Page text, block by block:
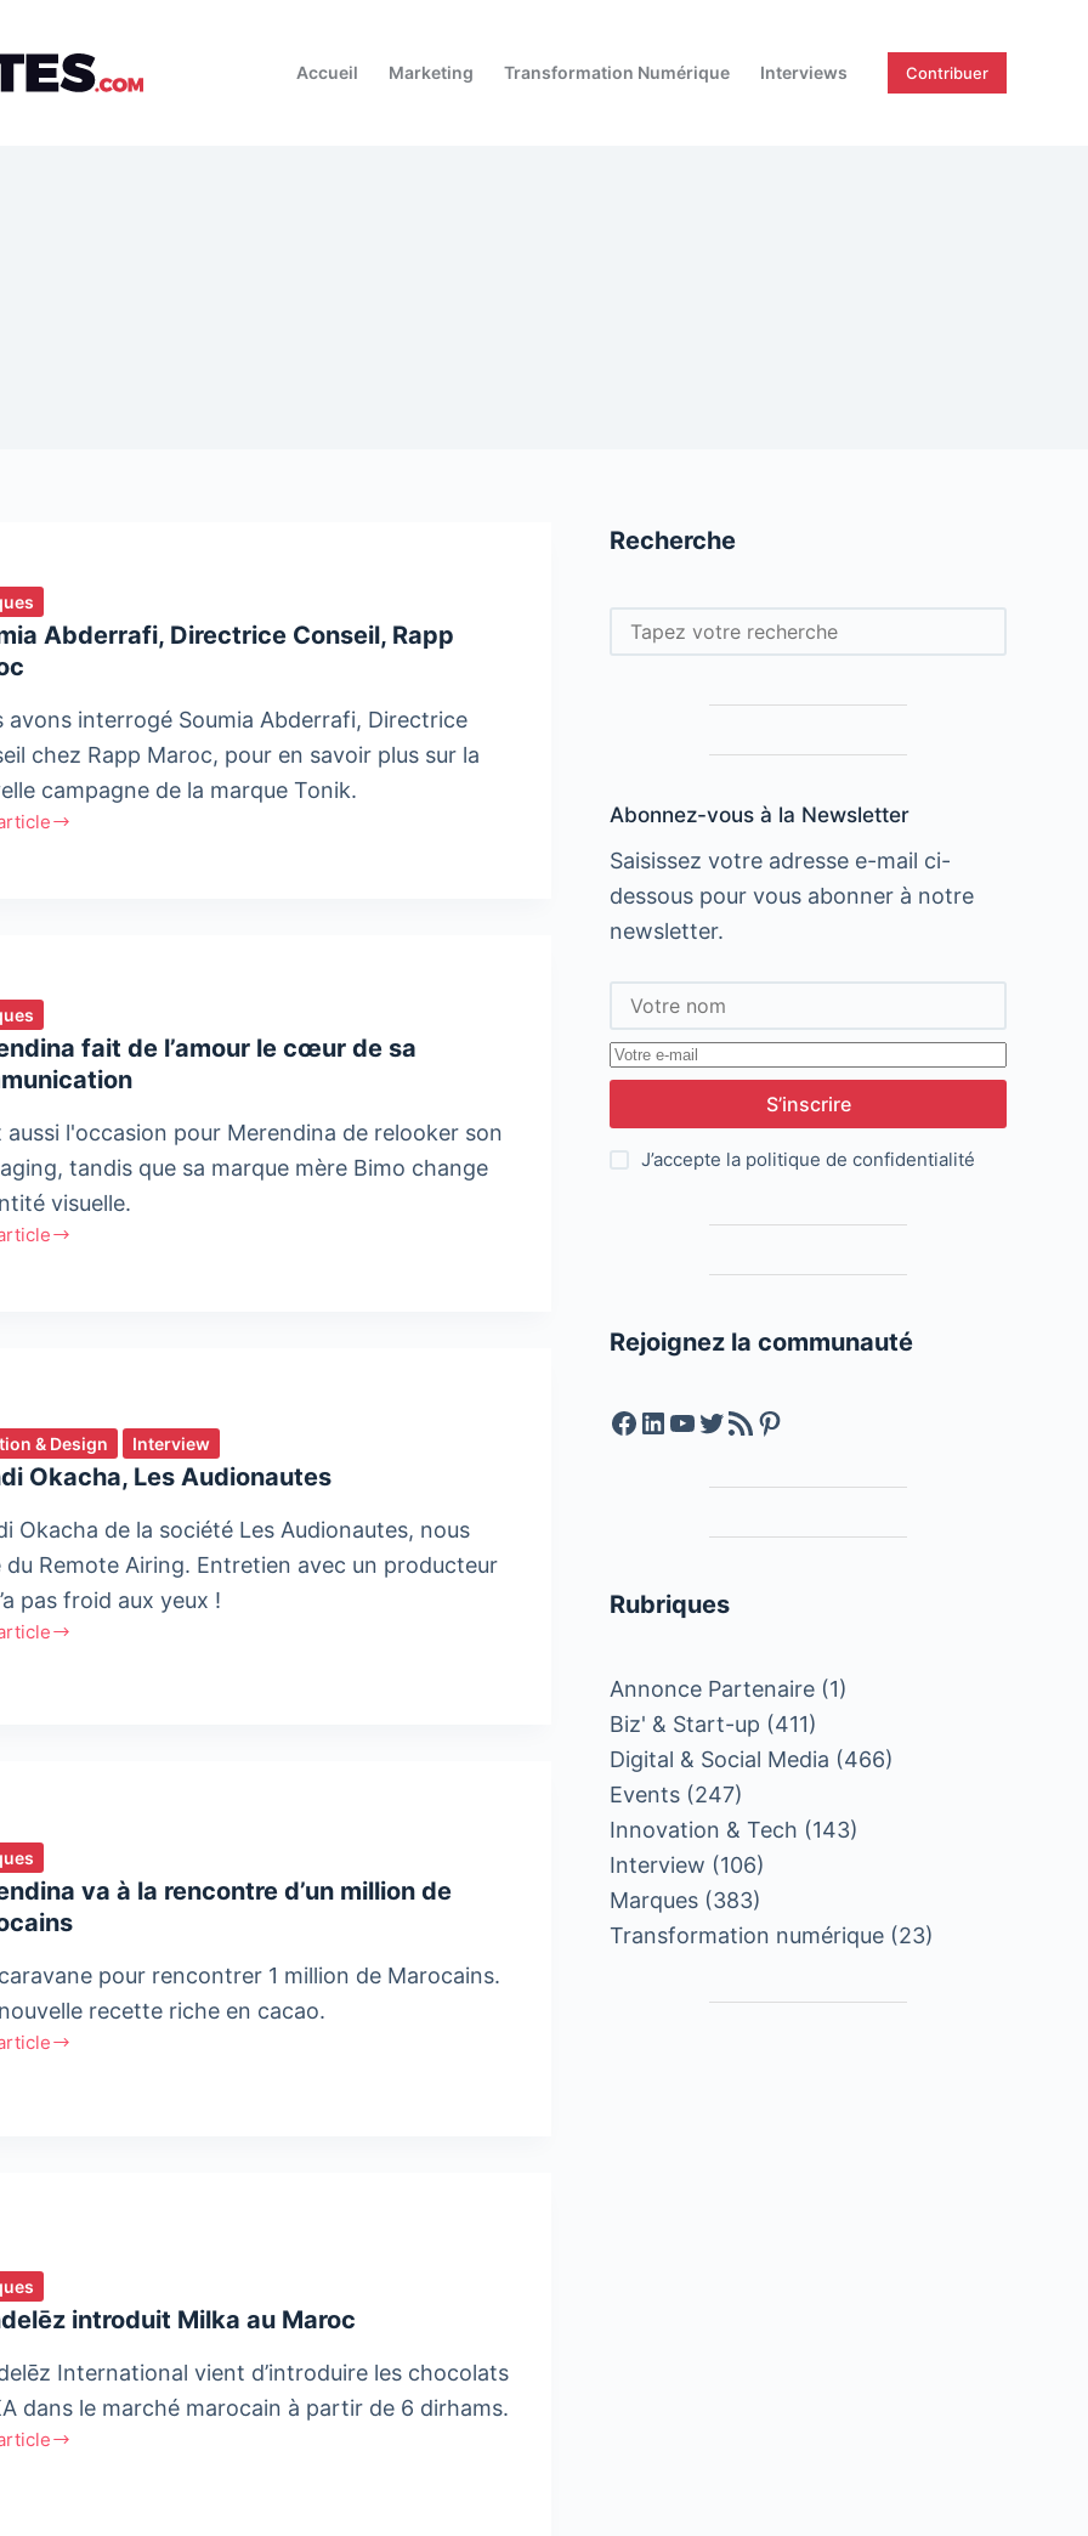
Accueil Marketing Transformation Numérique Interviews Contribuer
Abderrafi, Directrice Conseil, Rapp
avons interrogé Soumia Abderrafi, Directrice
chez Rapp Maroc, pour en savoir plus sur la
campagne de la marque Tonik.
fait de l’amour le cœur de sa
aussi l'occasion pour Merendina de relooker son
tandis que sa marque mère Bimo change
visuelle.
& Design Interview
Okacha, Les Audionautes
Okacha de la société Les Audionautes, nous
du Remote Airing. Entretien avec un producteur
pas froid aux yeux !
va à la rencontre d’un million de
pour rencontrer 1 million de Marocains.
recette riche en cacao.
introduit Milka au Maroc
International vient d’introduire les chocolats
dans le marché marocain à partir de 6 dirhams.
Recherche
Rechercher
Abonnez-vous à la Newsletter
Saisissez votre adresse e-mail ci-
dessous pour vous abonner à notre
newsletter.
S’inscrire
J’accepte la politique de confidentialité
Rejoignez la communauté
Facebook
LinkedIn
YouTube
Twitter
Feed RSSPinterest
Rubriques
Annonce Partenaire (1)
Biz' & Start-up (411)
Digital & Social Media (466)
Events (247)
Innovation & Tech (143)
Interview (106)
Marques (383)
Transformation numérique (23)